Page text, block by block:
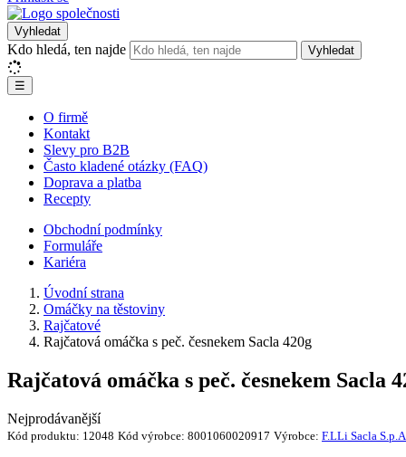
Vyhledat
Kdo hledá, ten najde Vyhledat
☰
O firmě
Kontakt
Slevy pro B2B
Často kladené otázky (FAQ)
Doprava a platba
Recepty
Obchodní podmínky
Formuláře
Kariéra
Úvodní strana
Omáčky na těstoviny
Rajčatové
Rajčatová omáčka s peč. česnekem Sacla 420g
Rajčatová omáčka s peč. česnekem Sacla
Nejprodávanější
Kód produktu: 12048 Kód výrobce: 8001060020917 Výrobce: F.LLi Sacla